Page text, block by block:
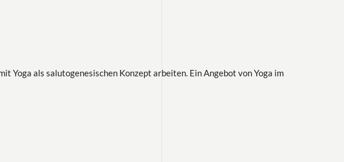
Yoga als salutogenesischen Konzept arbeiten. Ein Angebot von Yoga im